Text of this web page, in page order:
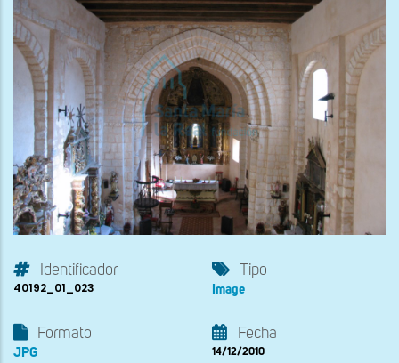
Identificador
40192_01_023
Tipo
Image
Formato
JPG
Fecha
14/12/2010